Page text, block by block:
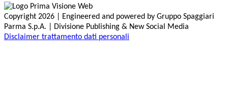
Copyright 2026 | Engineered and powered by Gruppo Spaggiari
Parma S.p.A. | Divisione Publishing & New Social Media
Disclaimer trattamento dati personali